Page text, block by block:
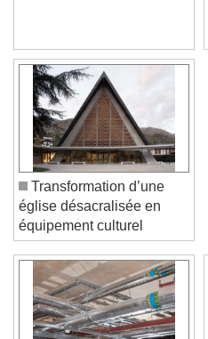
Video Player is loading.
Play Video
Play
Skip Backward
Transformation d’une
église désacralisée en
équipement culturel